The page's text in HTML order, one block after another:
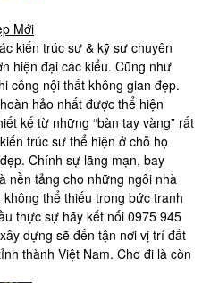
Mới
kiến trúc sư & kỹ sư chuyên
hiện đại các kiểu. Cũng như
công nội thất không gian đẹp.
hảo nhất được thể hiện
kế từ những “bàn tay vàng” rất
trúc sư thể hiện ở chỗ họ
Chính sự lãng mạn, bay
nền tảng cho những ngôi nhà
thể thiếu trong bức tranh
thực sự hãy kết nối 0975 945
dựng sẽ đến tận nơi vị trí đất
thành Việt Nam. Cho đi là còn